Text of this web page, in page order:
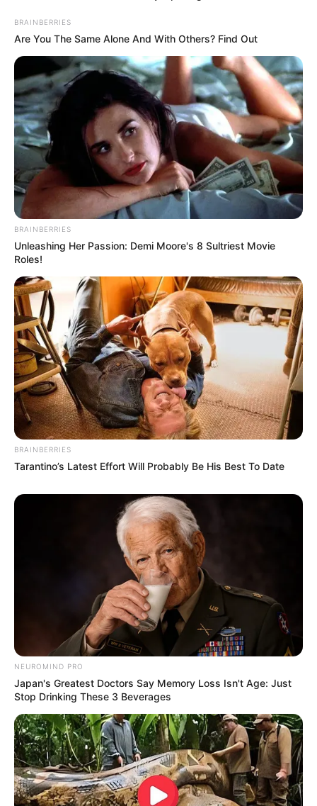
Pero quizás la enseñanza más poderosa de
doña Eulalia es esta:
“Tu cuerpo no necesita parecerse
al de nadie más. No necesita ser
perfecto. Solo necesita que lo
ames y lo escuches. Es tuyo, y eso
ya lo hace sagrado.”
Hoy, en una era donde se habla mucho de
empoderamiento femenino desde los
medios,la voz de esta anciana humilde
resuena con una fuerza especial, porque nace
desde la raíz, desde lo profundo de la tierra y
BRAINBERRIES
Are You The Same Alone And With Others? Find Out
BRAINBERRIES
Unleashing Her Passion: Demi Moore's 8 Sultriest Movie
Roles!
BRAINBERRIES
Tarantino’s Latest Effort Will Probably Be His Best To Date
NEUROMIND PRO
Japan's Greatest Doctors Say Memory Loss Isn't Age: Just
Stop Drinking These 3 Beverages